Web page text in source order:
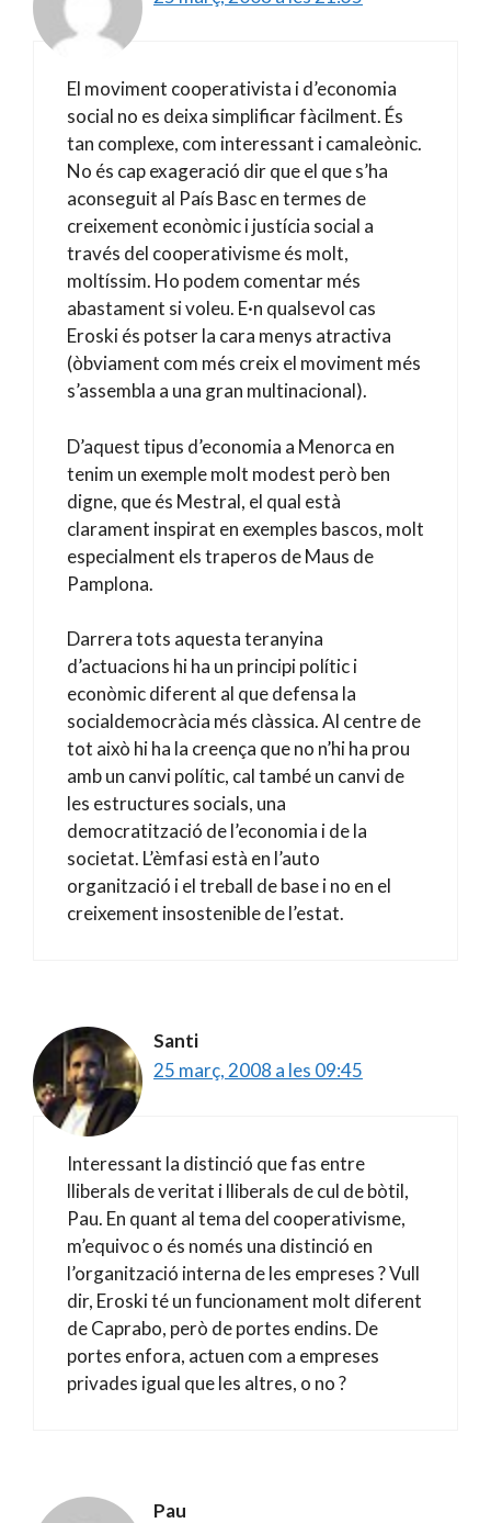
El moviment cooperativista i d’economia
social no es deixa simplificar fàcilment. És
tan complexe, com interessant i camaleònic.
No és cap exageració dir que el que s’ha
aconseguit al País Basc en termes de
creixement econòmic i justícia social a
través del cooperativisme és molt,
moltíssim. Ho podem comentar més
abastament si voleu. E·n qualsevol cas
Eroski és potser la cara menys atractiva
(òbviament com més creix el moviment més
s’assembla a una gran multinacional).
D’aquest tipus d’economia a Menorca en
tenim un exemple molt modest però ben
digne, que és Mestral, el qual està
clarament inspirat en exemples bascos, molt
especialment els traperos de Maus de
Pamplona.
Darrera tots aquesta teranyina
d’actuacions hi ha un principi polític i
econòmic diferent al que defensa la
socialdemocràcia més clàssica. Al centre de
tot això hi ha la creença que no n’hi ha prou
amb un canvi polític, cal també un canvi de
les estructures socials, una
democratització de l’economia i de la
societat. L’èmfasi està en l’auto
organització i el treball de base i no en el
creixement insostenible de l’estat.
Santi
25 març, 2008 a les 09:45
Interessant la distinció que fas entre
lliberals de veritat i lliberals de cul de bòtil,
Pau. En quant al tema del cooperativisme,
m’equivoc o és només una distinció en
l’organització interna de les empreses ? Vull
dir, Eroski té un funcionament molt diferent
de Caprabo, però de portes endins. De
portes enfora, actuen com a empreses
privades igual que les altres, o no ?
Pau